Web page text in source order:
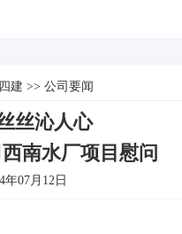
建 >> 公司要闻
丝沁人心
南水厂项目慰问
年07月12日